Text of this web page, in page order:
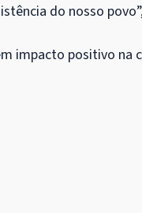
do nosso
impacto positivo na